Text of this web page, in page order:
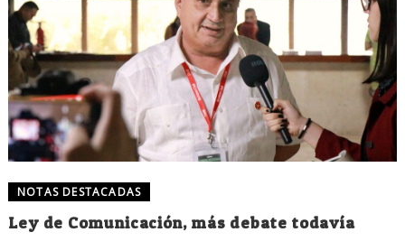
NOTAS DESTACADAS
Ley de Comunicación, más debate todavía